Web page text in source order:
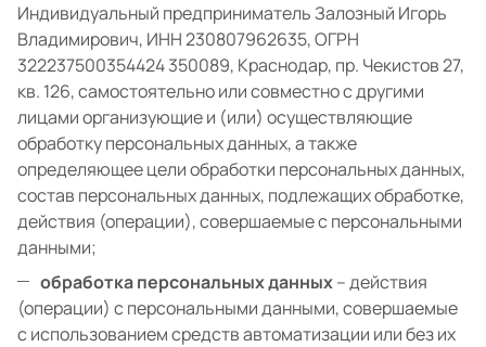
Индивидуальный предприниматель Залозный Игорь
Владимирович, ИНН 230807962635, ОГРН
322237500354424 350089, Краснодар, пр. Чекистов 27,
кв. 126, самостоятельно или совместно с другими
лицами организующие и (или) осуществляющие
обработку персональных данных, а также
определяющее цели обработки персональных данных,
состав персональных данных, подлежащих обработке,
действия (операции), совершаемые с персональными
данными;
обработка персональных данных– действия
(операции) с персональными данными, совершаемые
с использованием средств автоматизации или без их